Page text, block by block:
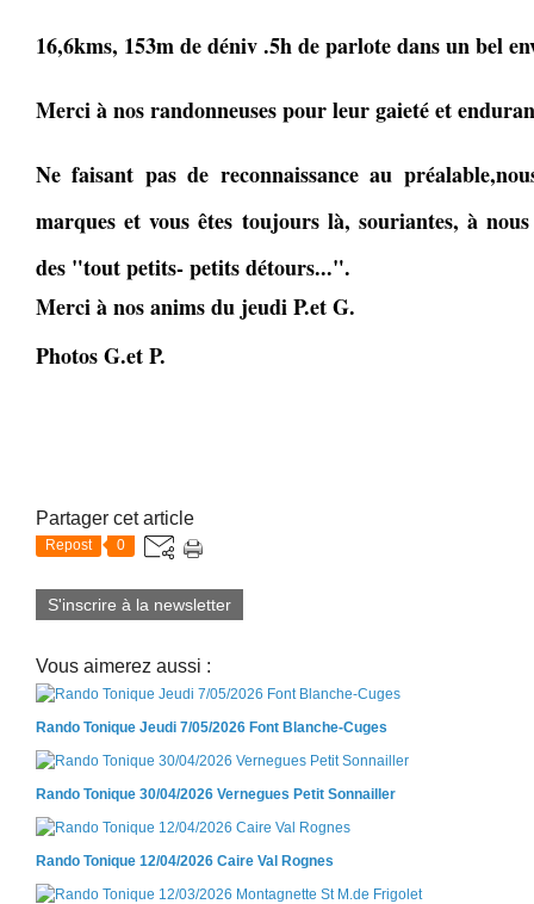
16,6kms, 153m de déniv .5h de parlote dans un bel
Merci à nos randonneuses pour leur gaieté et
Ne faisant pas de reconnaissance au
marques et vous êtes toujours là, souriantes, à
des "tout petits- petits détours...".
Merci à nos anims du jeudi P.et G.
Photos G.et P.
Partager cet article
Repost 0
S'inscrire à la newsletter
Vous aimerez aussi :
Rando Tonique Jeudi 7/05/2026 Font Blanche-Cuges
Rando Tonique 30/04/2026 Vernegues Petit Sonnailler
Rando Tonique 12/04/2026 Caire Val Rognes